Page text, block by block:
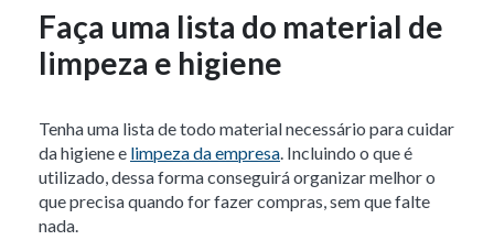
Faça uma lista do material de
limpeza e higiene
Tenha uma lista de todo material necessário para cuidar
da higiene e limpeza da empresa. Incluindo o que é
utilizado, dessa forma conseguirá organizar melhor o
que precisa quando for fazer compras, sem que falte
nada.